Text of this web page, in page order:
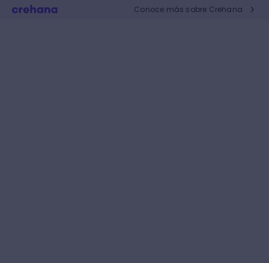
Conoce más sobre Crehana